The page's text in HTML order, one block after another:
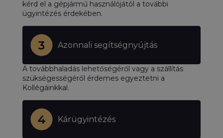
kérd el a gépjármű használójától a további
ügyintézés érdekében.
Azonnali segítségnyújtás
A továbbhaladás lehetőségéről vagy a szállítás
szükségességéről érdemes egyeztetni a
Kollégáinkkal.
Kárügyintézés